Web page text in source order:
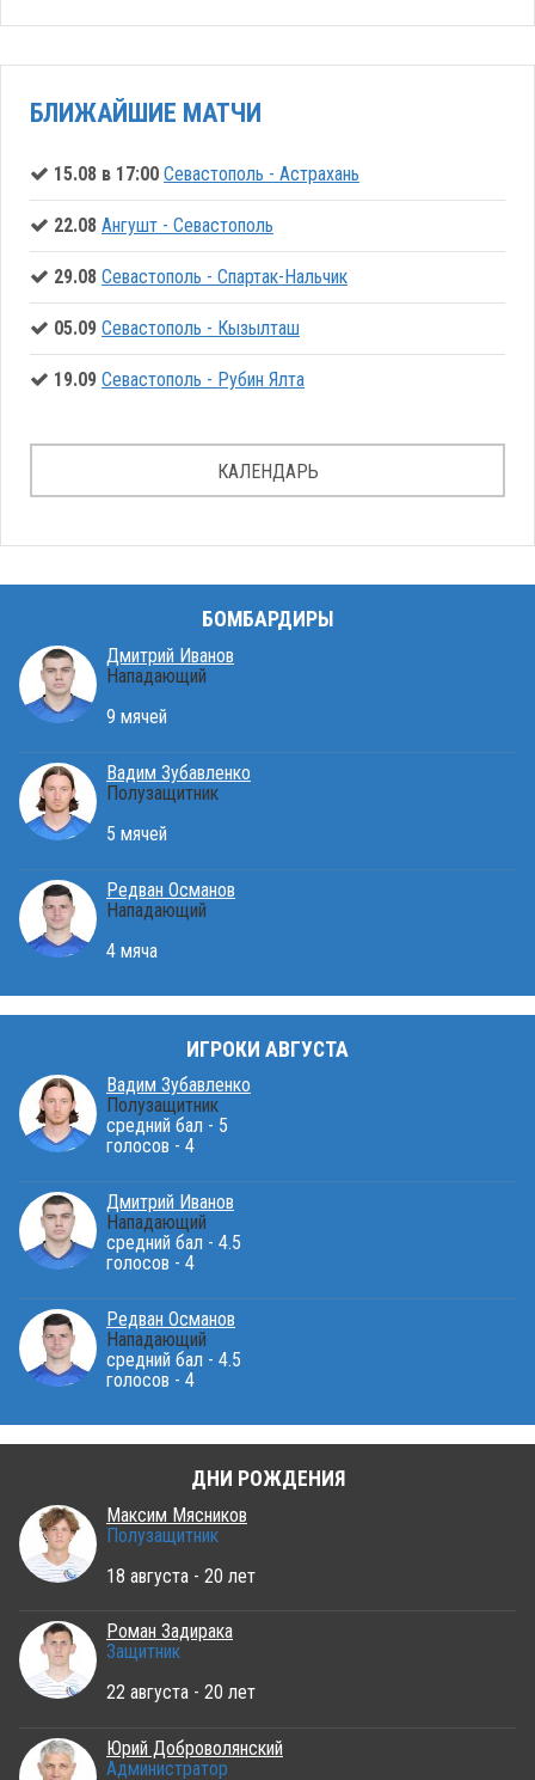
БЛИЖАЙШИЕ МАТЧИ
15.08 в 17:00 Севастополь - Астрахань
22.08 Ангушт - Севастополь
29.08 Севастополь - Спартак-Нальчик
05.09 Севастополь - Кызылташ
19.09 Севастополь - Рубин Ялта
КАЛЕНДАРЬ
БОМБАРДИРЫ
Дмитрий Иванов
Нападающий
9 мячей
Вадим Зубавленко
Полузащитник
5 мячей
Редван Османов
Нападающий
4 мяча
ИГРОКИ АВГУСТА
Вадим Зубавленко
Полузащитник
средний бал - 5
голосов - 4
Дмитрий Иванов
Нападающий
средний бал - 4.5
голосов - 4
Редван Османов
Нападающий
средний бал - 4.5
голосов - 4
ДНИ РОЖДЕНИЯ
Максим Мясников
Полузащитник
18 августа - 20 лет
Роман Задирака
Защитник
22 августа - 20 лет
Юрий Доброволянский
Администратор